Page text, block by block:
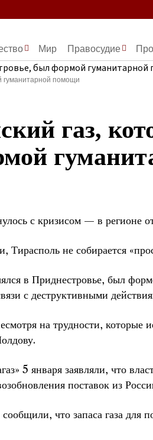
Мир Правосудие
гуманитарной помощи
газ,
с кризисом — в регионе
Тирасполь не собирается
в Приднестровье, был
с деструктивными
на трудности, которые
5 января заявляли, что
поставок из
что запаса газа для